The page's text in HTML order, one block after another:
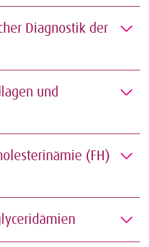
Diagnostik der
und
(FH)